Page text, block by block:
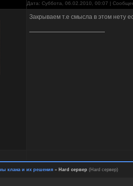
Дата: Суббота, 06.02.2010, 00:07 |
Закрываем т.е смысла в этом нету
клана и их решения » Hard сервер (Hard сервер)